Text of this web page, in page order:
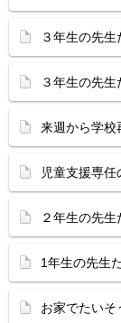
３年生の先
３年生の先
来週から学校
児童支援専任
２年生の先
1年生の先生
お家でたいそ